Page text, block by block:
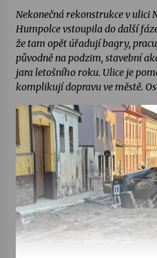
Nekonečná rekonstrukce v ulici
Humpolce vstoupila do další
že tam opět úřadují bagry,
původně na podzim, stavební
jara letošního roku. Ulice je
komplikují dopravu ve městě.